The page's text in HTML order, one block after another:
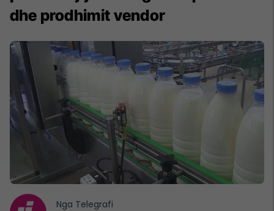
dhe prodhimit vendor
Nga Telegrafi